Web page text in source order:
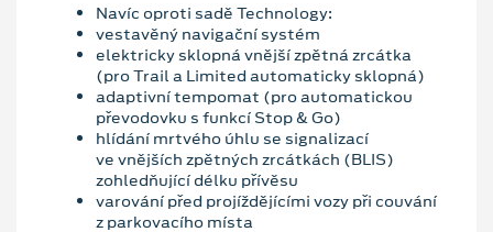
Navíc oproti sadě Technology:
vestavěný navigační systém
elektricky sklopná vnější zpětná zrcátka
(pro Trail a Limited automaticky sklopná)
adaptivní tempomat (pro automatickou
převodovku s funkcí Stop & Go)
hlídání mrtvého úhlu se signalizací
ve vnějších zpětných zrcátkách (BLIS)
zohledňující délku přívěsu
varování před projíždějícími vozy při couvání
z parkovacího místa